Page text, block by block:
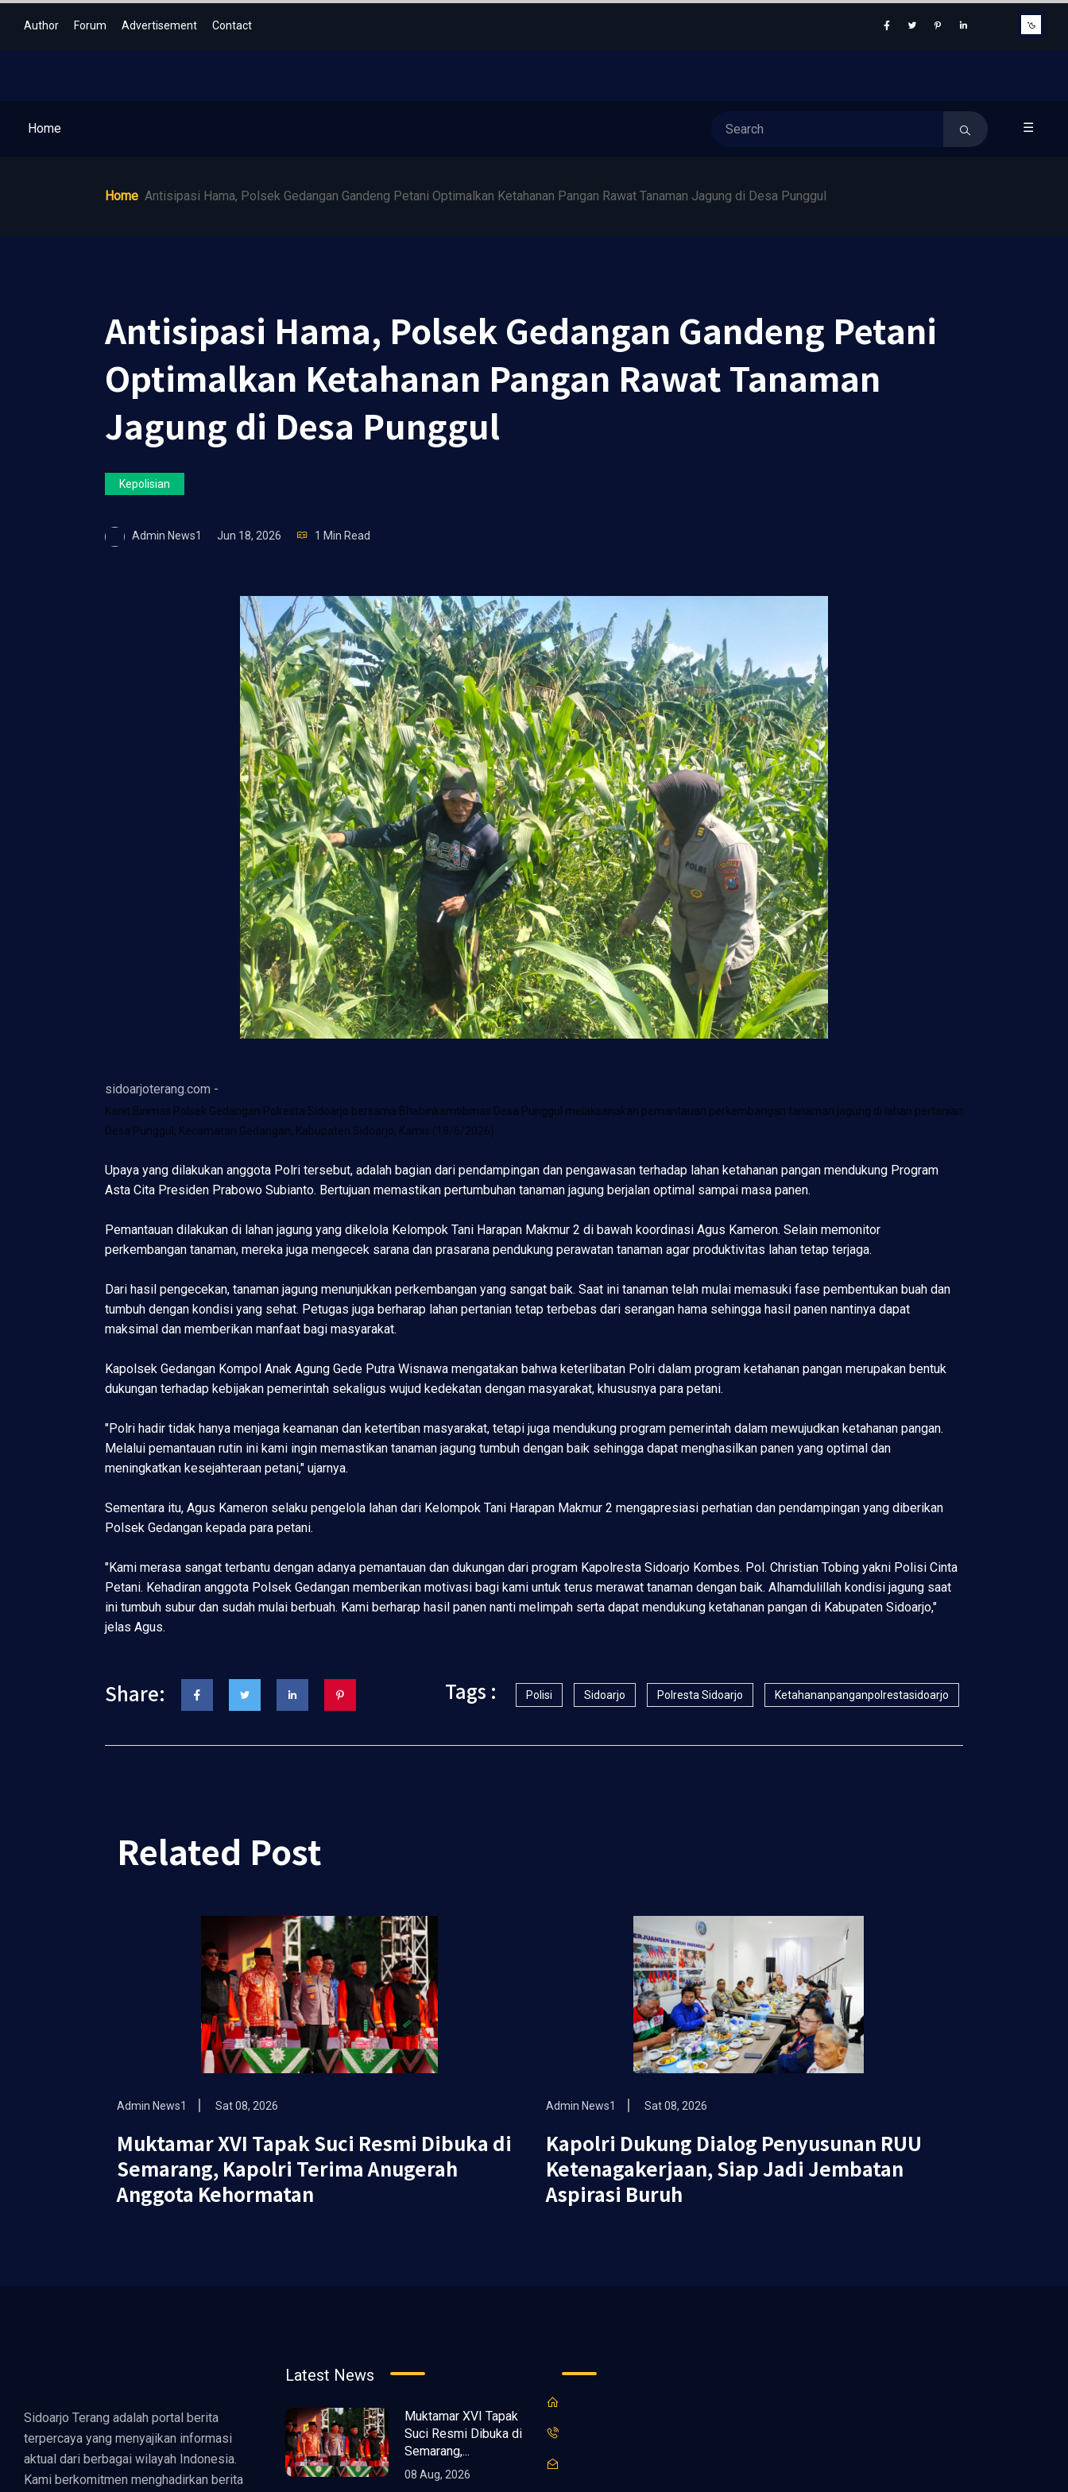
Author Forum Advertisement Contact
Home ☰
Home Antisipasi Hama, Polsek Gedangan Gandeng Petani Optimalkan Ketahanan Pangan Rawat Tanaman Jagung di Desa Punggul
Antisipasi Hama, Polsek Gedangan Gandeng Petani
Optimalkan Ketahanan Pangan Rawat Tanaman
Jagung di Desa Punggul
Kepolisian
Admin News1 Jun 18, 2026 1 Min Read
sidoarjoterang.com -
Kanit Binmas Polsek Gedangan Polresta Sidoarjo bersama Bhabinkamtibmas Desa Punggul melaksanakan pemantauan perkembangan tanaman jagung di lahan pertanian
Desa Punggul, Kecamatan Gedangan, Kabupaten Sidoarjo, Kamis (18/6/2026).
Upaya yang dilakukan anggota Polri tersebut, adalah bagian dari pendampingan dan pengawasan terhadap lahan ketahanan pangan mendukung Program
Asta Cita Presiden Prabowo Subianto. Bertujuan memastikan pertumbuhan tanaman jagung berjalan optimal sampai masa panen.
Pemantauan dilakukan di lahan jagung yang dikelola Kelompok Tani Harapan Makmur 2 di bawah koordinasi Agus Kameron. Selain memonitor
perkembangan tanaman, mereka juga mengecek sarana dan prasarana pendukung perawatan tanaman agar produktivitas lahan tetap terjaga.
Dari hasil pengecekan, tanaman jagung menunjukkan perkembangan yang sangat baik. Saat ini tanaman telah mulai memasuki fase pembentukan buah dan
tumbuh dengan kondisi yang sehat. Petugas juga berharap lahan pertanian tetap terbebas dari serangan hama sehingga hasil panen nantinya dapat
maksimal dan memberikan manfaat bagi masyarakat.
Kapolsek Gedangan Kompol Anak Agung Gede Putra Wisnawa mengatakan bahwa keterlibatan Polri dalam program ketahanan pangan merupakan bentuk
dukungan terhadap kebijakan pemerintah sekaligus wujud kedekatan dengan masyarakat, khususnya para petani.
"Polri hadir tidak hanya menjaga keamanan dan ketertiban masyarakat, tetapi juga mendukung program pemerintah dalam mewujudkan ketahanan pangan.
Melalui pemantauan rutin ini kami ingin memastikan tanaman jagung tumbuh dengan baik sehingga dapat menghasilkan panen yang optimal dan
meningkatkan kesejahteraan petani," ujarnya.
Sementara itu, Agus Kameron selaku pengelola lahan dari Kelompok Tani Harapan Makmur 2 mengapresiasi perhatian dan pendampingan yang diberikan
Polsek Gedangan kepada para petani.
"Kami merasa sangat terbantu dengan adanya pemantauan dan dukungan dari program Kapolresta Sidoarjo Kombes. Pol. Christian Tobing yakni Polisi Cinta
Petani. Kehadiran anggota Polsek Gedangan memberikan motivasi bagi kami untuk terus merawat tanaman dengan baik. Alhamdulillah kondisi jagung saat
ini tumbuh subur dan sudah mulai berbuah. Kami berharap hasil panen nanti melimpah serta dapat mendukung ketahanan pangan di Kabupaten Sidoarjo,"
jelas Agus.
Share: Tags : Polisi Sidoarjo Polresta Sidoarjo Ketahananpanganpolrestasidoarjo
Related Post
Admin News1 Sat 08, 2026
Muktamar XVI Tapak Suci Resmi Dibuka di
Semarang, Kapolri Terima Anugerah
Anggota Kehormatan
Admin News1 Sat 08, 2026
Kapolri Dukung Dialog Penyusunan RUU
Ketenagakerjaan, Siap Jadi Jembatan
Aspirasi Buruh
Sidoarjo Terang adalah portal berita
terpercaya yang menyajikan informasi
aktual dari berbagai wilayah Indonesia.
Kami berkomitmen menghadirkan berita
Latest News
Muktamar XVI Tapak
Suci Resmi Dibuka di
Semarang,...
08 Aug, 2026